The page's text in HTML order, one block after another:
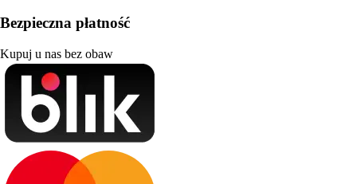
Bezpieczna płatność
Kupuj u nas bez obaw